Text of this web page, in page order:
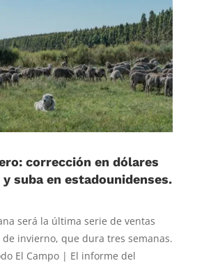
corrección en dólares
suba en estadounidenses.
será la última serie de ventas
invierno, que dura tres semanas.
El Campo | El informe del